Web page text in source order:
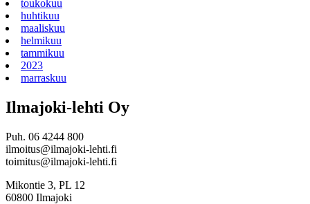
toukokuu
huhtikuu
maaliskuu
helmikuu
tammikuu
2023
marraskuu
Ilmajoki-lehti Oy
Puh. 06 4244 800
ilmoitus@ilmajoki-lehti.fi
toimitus@ilmajoki-lehti.fi
Mikontie 3, PL 12
60800 Ilmajoki